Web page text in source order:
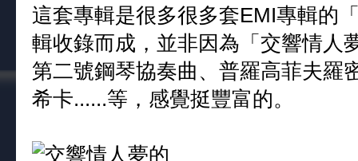
這套專輯是很多很多套EMI專輯的
輯收錄而成，並非因為「交響情人
第二號鋼琴協奏曲、普羅高菲夫羅
希卡......等，感覺挺豐富的。